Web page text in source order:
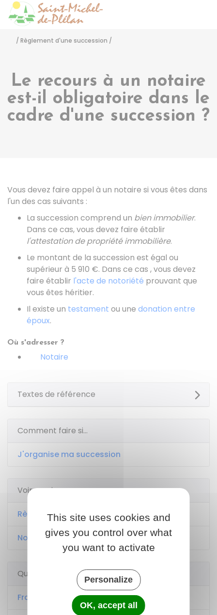
/ Règlement d'une succession /
Le recours à un notaire
est-il obligatoire dans le
cadre d'une succession ?
Vous devez faire appel à un notaire si vous êtes dans
l'un des cas suivants :
La succession comprend un bien immobilier.
Dans ce cas, vous devez faire établir
l'attestation de propriété immobilière.
Le montant de la succession est égal ou
supérieur à 5 910 €. Dans ce cas , vous devez
faire établir l'acte de notoriété prouvant que
vous êtes héritier.
Il existe un testament ou une donation entre
époux.
Où s'adresser ?
Notaire
Textes de référence
Comment faire si...
J'organise ma succession
Voir aussi
Règlement d'une succession
Notaire
Questions ? Réponses !
Frais de notaire : de quoi s'agit-il ?
This site uses cookies and
gives you control over what
you want to activate
Personalize
OK, accept all